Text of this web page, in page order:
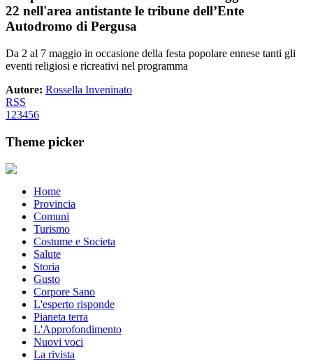
22 nell'area antistante le tribune dell’Ente
Autodromo di Pergusa
Da 2 al 7 maggio in occasione della festa popolare ennese tanti gli
eventi religiosi e ricreativi nel programma
Autore: Rossella Inveninato
RSS
1 23456
Theme picker
Home
Provincia
Comuni
Turismo
Costume e Societa
Salute
Storia
Gusto
Corpore Sano
L'esperto risponde
Pianeta terra
L'Approfondimento
Nuovi voci
La rivista